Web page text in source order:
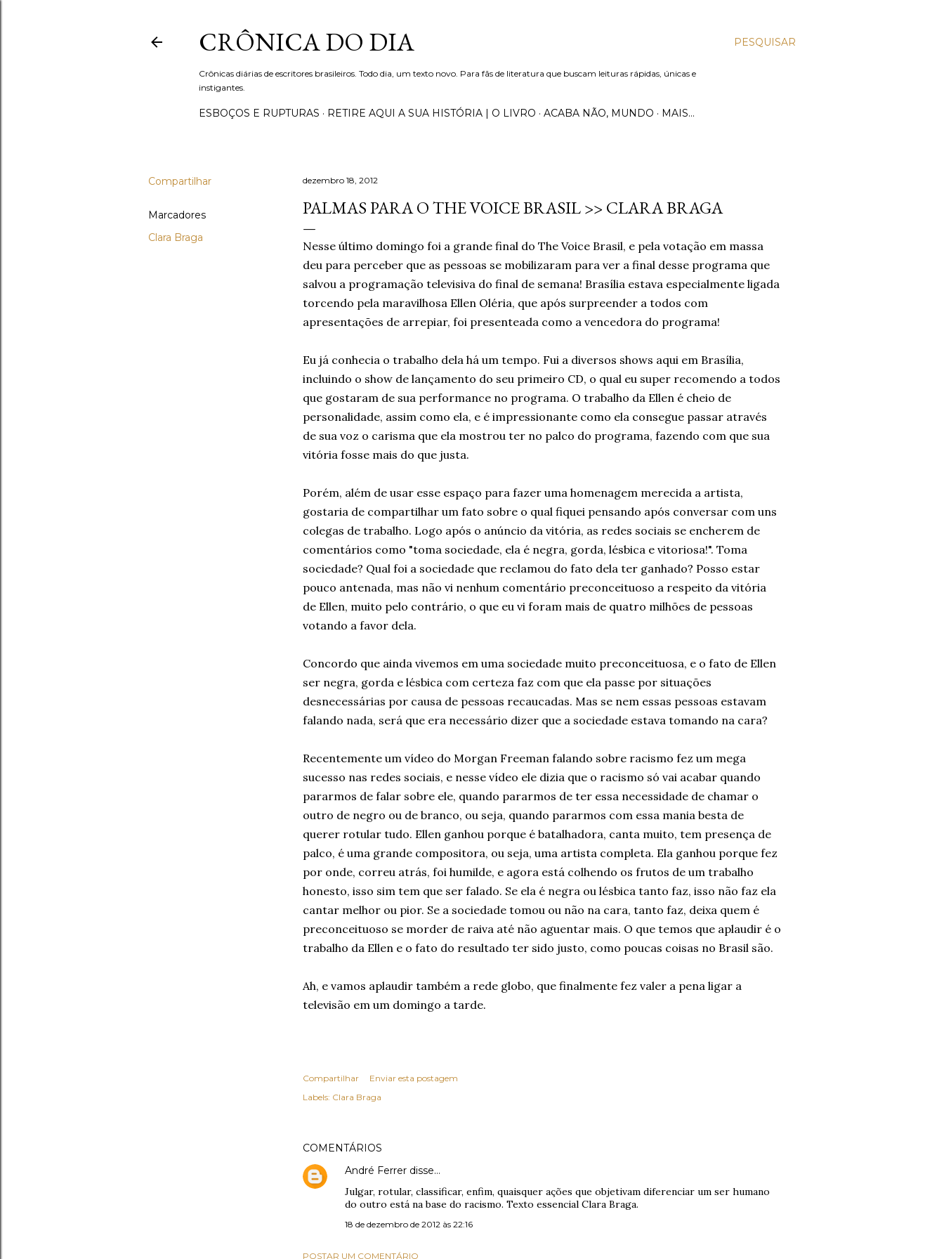
PESQUISAR
CRÔNICA DO DIA
Crônicas diárias de escritores brasileiros. Todo dia, um texto novo. Para fãs de literatura que buscam leituras rápidas, únicas e
instigantes.
ESBOÇOS E RUPTURAS RETIRE AQUI A SUA HISTÓRIA | O LIVRO ACABA NÃO, MUNDO MAIS…
Compartilhar
Marcadores
Clara Braga
dezembro 18, 2012
PALMAS PARA O THE VOICE BRASIL >> CLARA BRAGA
Nesse último domingo foi a grande final do The Voice Brasil, e pela votação em massa
deu para perceber que as pessoas se mobilizaram para ver a final desse programa que
salvou a programação televisiva do final de semana! Brasília estava especialmente ligada
torcendo pela maravilhosa Ellen Oléria, que após surpreender a todos com
apresentações de arrepiar, foi presenteada como a vencedora do programa!
Eu já conhecia o trabalho dela há um tempo. Fui a diversos shows aqui em Brasília,
incluindo o show de lançamento do seu primeiro CD, o qual eu super recomendo a todos
que gostaram de sua performance no programa. O trabalho da Ellen é cheio de
personalidade, assim como ela, e é impressionante como ela consegue passar através
de sua voz o carisma que ela mostrou ter no palco do programa, fazendo com que sua
vitória fosse mais do que justa.
Porém, além de usar esse espaço para fazer uma homenagem merecida a artista,
gostaria de compartilhar um fato sobre o qual fiquei pensando após conversar com uns
colegas de trabalho. Logo após o anúncio da vitória, as redes sociais se encherem de
comentários como "toma sociedade, ela é negra, gorda, lésbica e vitoriosa!". Toma
sociedade? Qual foi a sociedade que reclamou do fato dela ter ganhado? Posso estar
pouco antenada, mas não vi nenhum comentário preconceituoso a respeito da vitória
de Ellen, muito pelo contrário, o que eu vi foram mais de quatro milhões de pessoas
votando a favor dela.
Concordo que ainda vivemos em uma sociedade muito preconceituosa, e o fato de Ellen
ser negra, gorda e lésbica com certeza faz com que ela passe por situações
desnecessárias por causa de pessoas recaucadas. Mas se nem essas pessoas estavam
falando nada, será que era necessário dizer que a sociedade estava tomando na cara?
Recentemente um vídeo do Morgan Freeman falando sobre racismo fez um mega
sucesso nas redes sociais, e nesse vídeo ele dizia que o racismo só vai acabar quando
pararmos de falar sobre ele, quando pararmos de ter essa necessidade de chamar o
outro de negro ou de branco, ou seja, quando pararmos com essa mania besta de
querer rotular tudo. Ellen ganhou porque é batalhadora, canta muito, tem presença de
palco, é uma grande compositora, ou seja, uma artista completa. Ela ganhou porque fez
por onde, correu atrás, foi humilde, e agora está colhendo os frutos de um trabalho
honesto, isso sim tem que ser falado. Se ela é negra ou lésbica tanto faz, isso não faz ela
cantar melhor ou pior. Se a sociedade tomou ou não na cara, tanto faz, deixa quem é
preconceituoso se morder de raiva até não aguentar mais. O que temos que aplaudir é o
trabalho da Ellen e o fato do resultado ter sido justo, como poucas coisas no Brasil são.
Ah, e vamos aplaudir também a rede globo, que finalmente fez valer a pena ligar a
televisão em um domingo a tarde.
Compartilhar
Enviar esta postagem
Labels: Clara Braga
COMENTÁRIOS
André Ferrer disse…
Julgar, rotular, classificar, enfim, quaisquer ações que objetivam diferenciar um ser humano
do outro está na base do racismo. Texto essencial Clara Braga.
18 de dezembro de 2012 às 22:16
POSTAR UM COMENTÁRIO